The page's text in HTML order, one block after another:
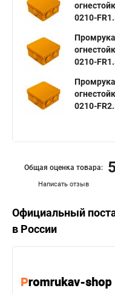
0210-
0210-
0210-
Написать отзыв
Общая оценка товара:
Официальный
в России